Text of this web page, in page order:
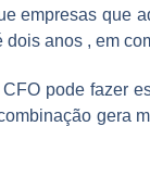
empresas que
dois anos , em
pode fazer
gera